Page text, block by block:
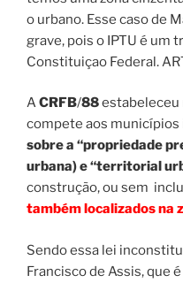
o urbano. Esse caso de
grave, pois o IPTU é um
Constituiçao Federal.
ACRFB/88estabeleceu
compete aos
sobre a “propriedade
urbana) e “territorial
construção, ou sem
também localizados na
Sendo essa lei
Francisco de Assis, que